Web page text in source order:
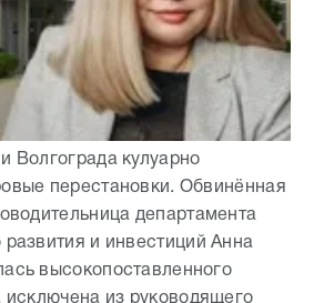
Волгограда кулуарно
перестановки. Обвинённая
департамента
развития и инвестиций Анна
высокопоставленного
исключена из руководящего